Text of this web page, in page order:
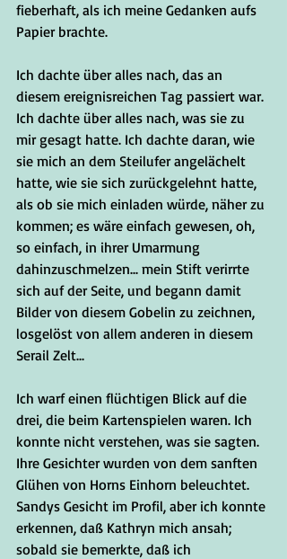
fieberhaft, als ich meine Gedanken aufs
Papier brachte.
Ich dachte über alles nach, das an
diesem ereignisreichen Tag passiert war.
Ich dachte über alles nach, was sie zu
mir gesagt hatte. Ich dachte daran, wie
sie mich an dem Steilufer angelächelt
hatte, wie sie sich zurückgelehnt hatte,
als ob sie mich einladen würde, näher zu
kommen; es wäre einfach gewesen, oh,
so einfach, in ihrer Umarmung
dahinzuschmelzen... mein Stift verirrte
sich auf der Seite, und begann damit
Bilder von diesem Gobelin zu zeichnen,
losgelöst von allem anderen in diesem
Serail Zelt...
Ich warf einen flüchtigen Blick auf die
drei, die beim Kartenspielen waren. Ich
konnte nicht verstehen, was sie sagten.
Ihre Gesichter wurden von dem sanften
Glühen von Horns Einhorn beleuchtet.
Sandys Gesicht im Profil, aber ich konnte
erkennen, daß Kathryn mich ansah;
sobald sie bemerkte, daß ich